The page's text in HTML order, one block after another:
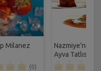
Milanez
(0)
Nazmiye'nin
Ayva Tatlısı